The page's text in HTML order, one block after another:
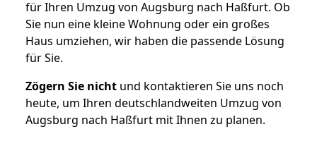
für Ihren Umzug von Augsburg nach Haßfurt. Ob
Sie nun eine kleine Wohnung oder ein großes
Haus umziehen, wir haben die passende Lösung
für Sie.
Zögern Sie nicht und kontaktieren Sie uns noch
heute, um Ihren deutschlandweiten Umzug von
Augsburg nach Haßfurt mit Ihnen zu planen.